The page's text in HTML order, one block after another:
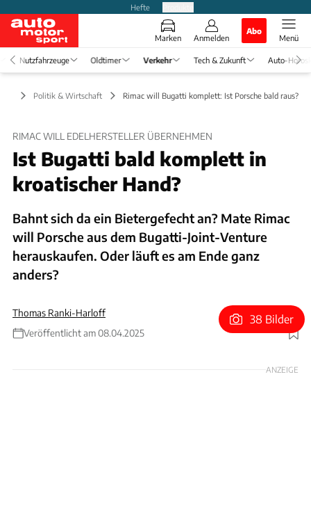
Hefte
Marken Anmelden
Abo
Menü
Nutzfahrzeuge Oldtimer Verkehr Tech & Zukunft Auto-
Politik & Wirtschaft Rimac will Bugatti komplett: Ist Porsche bald raus?
RIMAC WILL EDELHERSTELLER ÜBERNEHMEN
Ist Bugatti bald komplett in
kroatischer Hand?
Bahnt sich da ein Bietergefecht an? Mate Rimac
will Porsche aus dem Bugatti-Joint-Venture
herauskaufen. Oder läuft es am Ende ganz
anders?
Thomas Ranki-Harloff
Veröffentlicht am 08.04.2025
Foto: Bugatti Automobiles S.A.S.
38 Bilder
ANZEIGE